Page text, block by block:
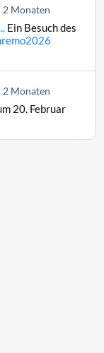
2 Monaten
Ein Besuch des
2 Monaten
20. Februar